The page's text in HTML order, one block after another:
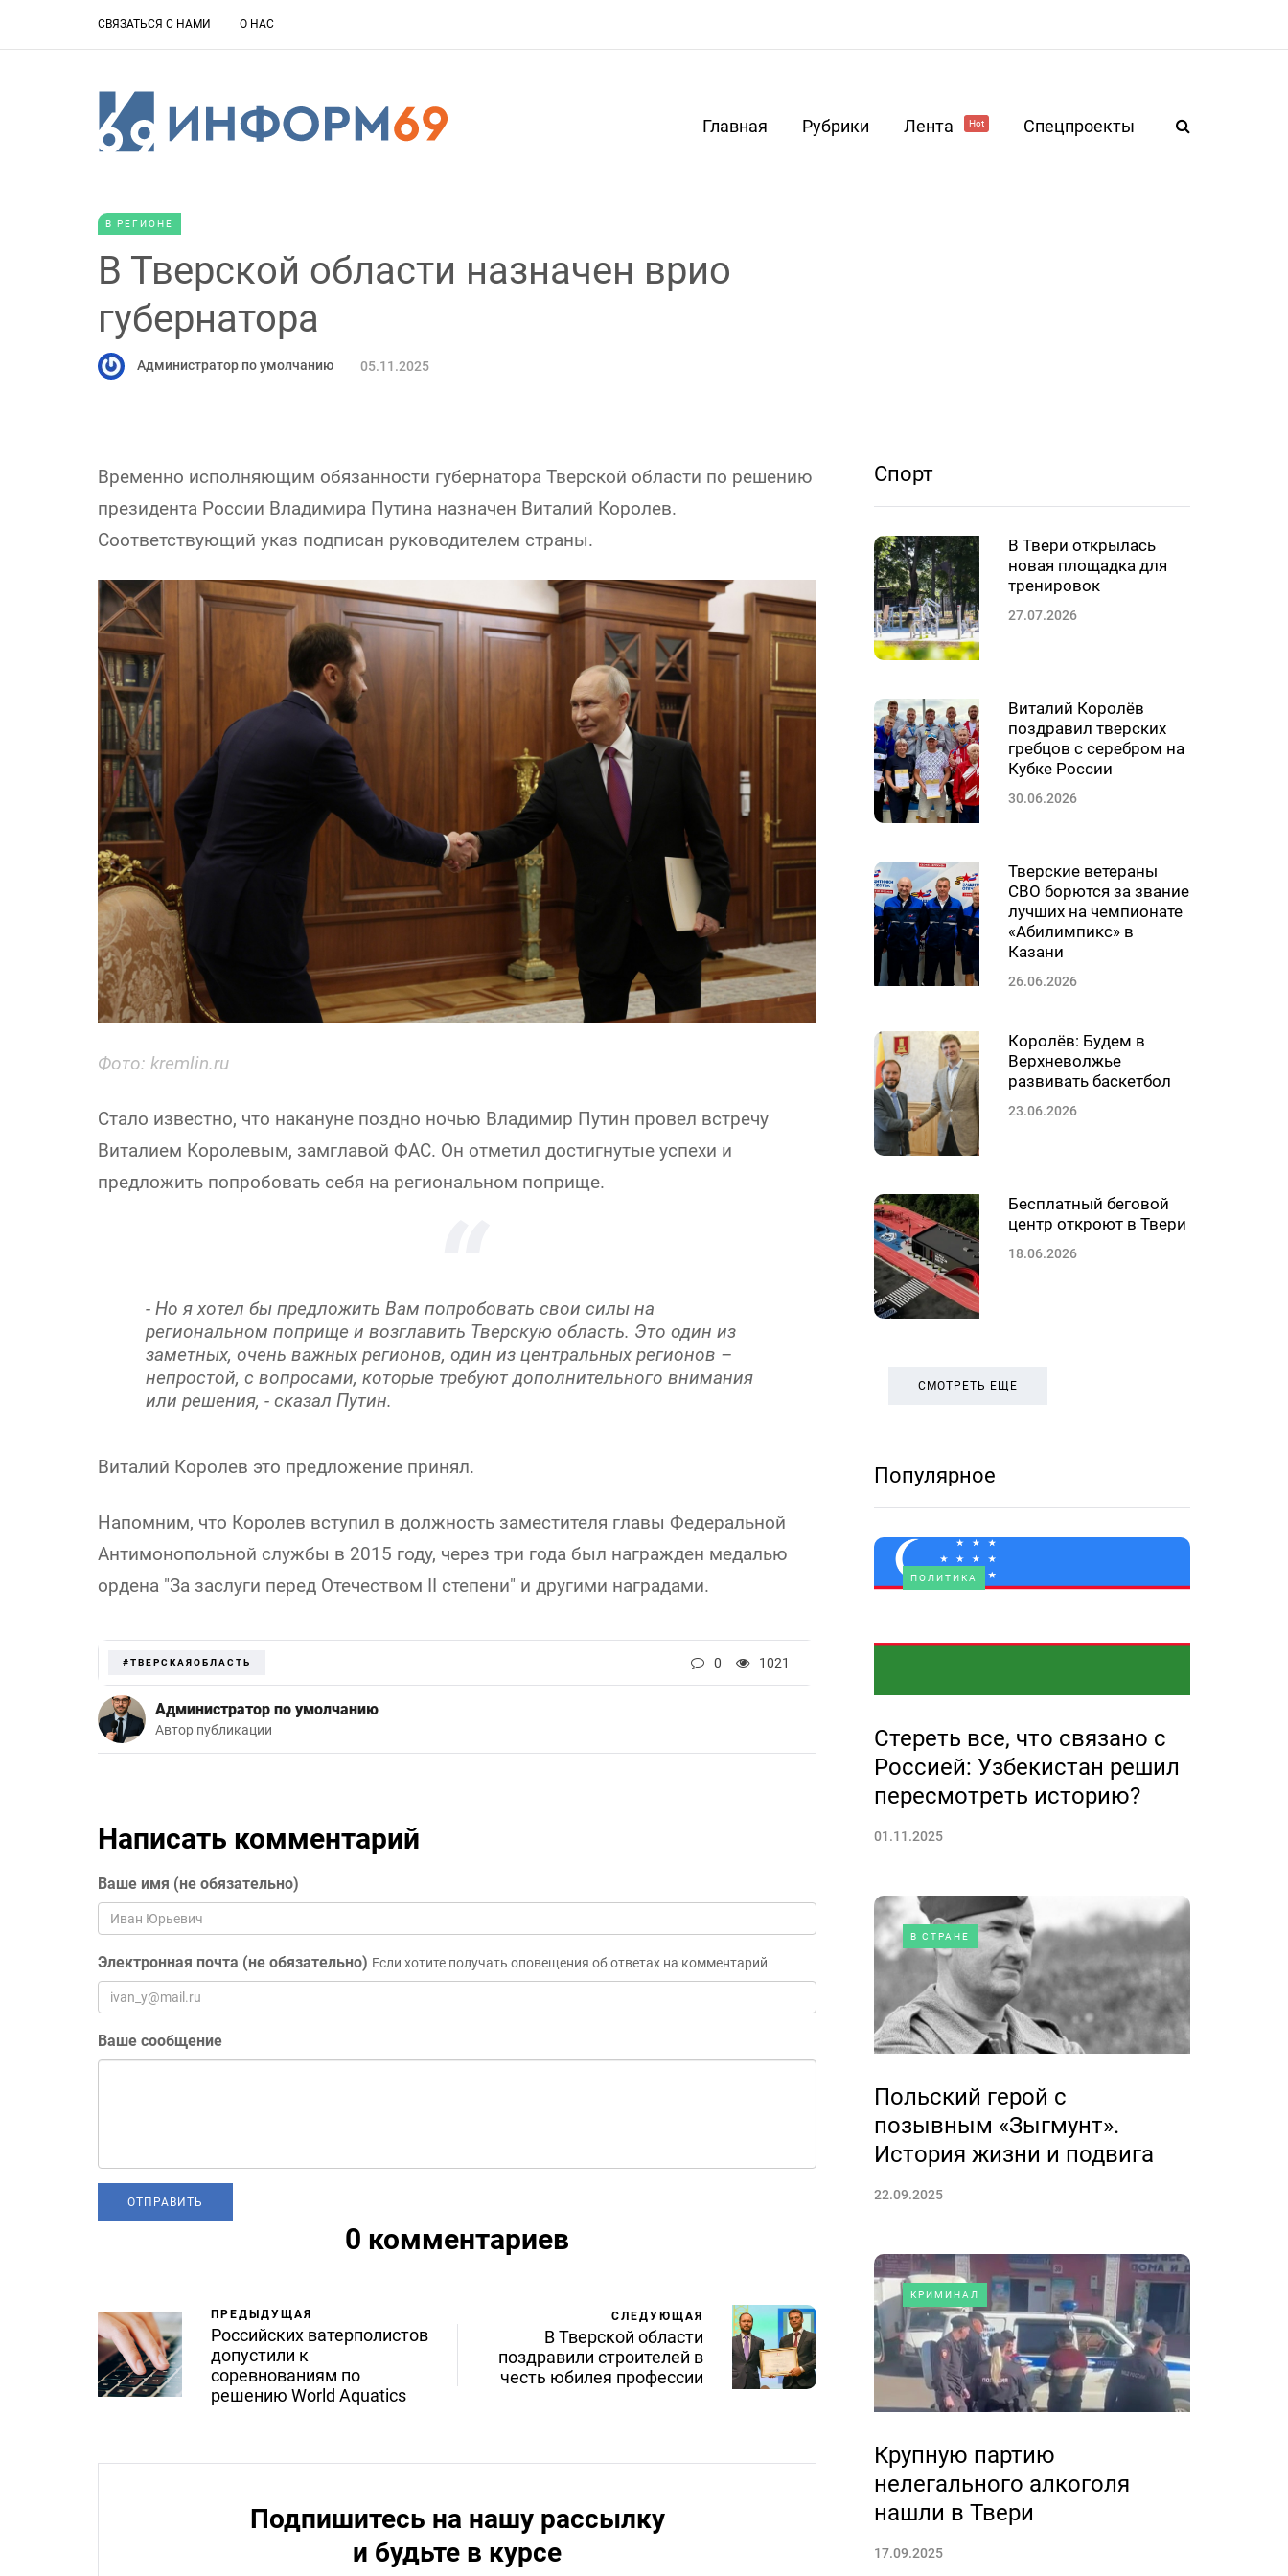
СВЯЗАТЬСЯ С НАМИ О НАС
Главная Рубрики Лента Hot Спецпроекты
В РЕГИОНЕ
В Тверской области назначен врио
губернатора
Администратор по умолчанию 05.11.2025
Временно исполняющим обязанности губернатора Тверской области по решению
президента России Владимира Путина назначен Виталий Королев.
Соответствующий указ подписан руководителем страны.
Фото: kremlin.ru
Стало известно, что накануне поздно ночью Владимир Путин провел встречу
Виталием Королевым, замглавой ФАС. Он отметил достигнутые успехи и
предложить попробовать себя на региональном поприще.
- Но я хотел бы предложить Вам попробовать свои силы на
региональном поприще и возглавить Тверскую область. Это один из
заметных, очень важных регионов, один из центральных регионов –
непростой, с вопросами, которые требуют дополнительного внимания
или решения, - сказал Путин.
Виталий Королев это предложение принял.
Напомним, что Королев вступил в должность заместителя главы Федеральной
Антимонопольной службы в 2015 году, через три года был награжден медалью
ордена "За заслуги перед Отечеством II степени" и другими наградами.
#ТВЕРСКАЯОБЛАСТЬ 0 1021
Администратор по умолчанию
Автор публикации
Написать комментарий
Ваше имя (не обязательно)
Электронная почта (не обязательно) Если хотите получать оповещения об ответах на комментарий
Ваше сообщение
0 комментариев
ПРЕДЫДУЩАЯ
Российских ватерполистов
допустили к
соревнованиям по
решению World Aquatics
СЛЕДУЮЩАЯ
В Тверской области
поздравили строителей в
честь юбилея профессии
Подпишитесь на нашу рассылку
и будьте в курсе
Спорт
В Твери открылась
новая площадка для
тренировок
27.07.2026
Виталий Королёв
поздравил тверских
гребцов с серебром на
Кубке России
30.06.2026
Тверские ветераны
СВО борются за звание
лучших на чемпионате
«Абилимпикс» в
Казани
26.06.2026
Королёв: Будем в
Верхневолжье
развивать баскетбол
23.06.2026
Бесплатный беговой
центр откроют в Твери
18.06.2026
СМОТРЕТЬ ЕЩЕ
Популярное
ПОЛИТИКА
Стереть все, что связано с
Россией: Узбекистан решил
пересмотреть историю?
01.11.2025
В СТРАНЕ
Польский герой с
позывным «Зыгмунт».
История жизни и подвига
22.09.2025
КРИМИНАЛ
Крупную партию
нелегального алкоголя
нашли в Твери
17.09.2025